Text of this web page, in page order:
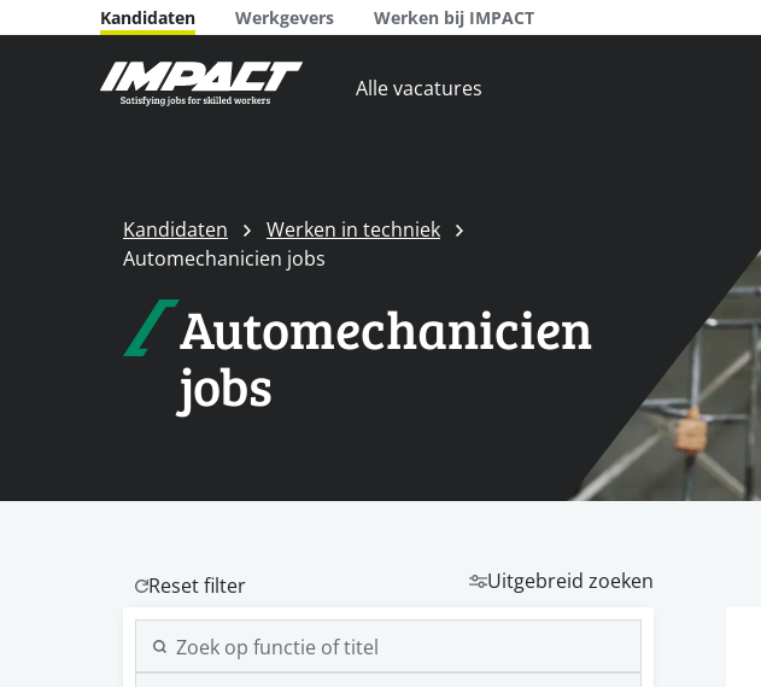
Kandidaten Werkgevers Werken bij IMPACT
Alle vacatures
Kandidaten
Werken in techniek
Automechanicien jobs
Automechanicien
jobs
Uitgebreid zoeken